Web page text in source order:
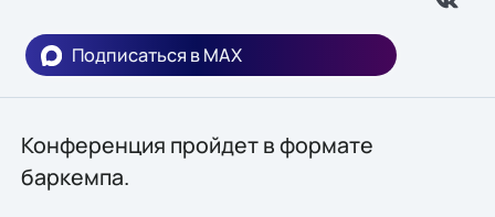
Подписаться в MAX
Конференция пройдет в формате
баркемпа.